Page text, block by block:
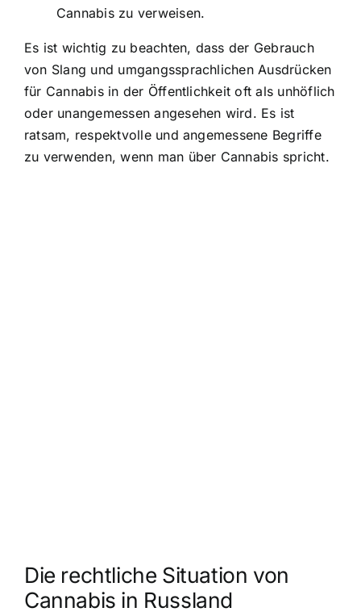
Cannabis zu verweisen.
Es ist wichtig zu beachten, dass der Gebrauch
von Slang und umgangssprachlichen Ausdrücken
für Cannabis in der Öffentlichkeit oft als unhöflich
oder unangemessen angesehen wird. Es ist
ratsam, respektvolle und angemessene Begriffe
zu verwenden, wenn man über Cannabis spricht.
Die rechtliche Situation von
Cannabis in Russland